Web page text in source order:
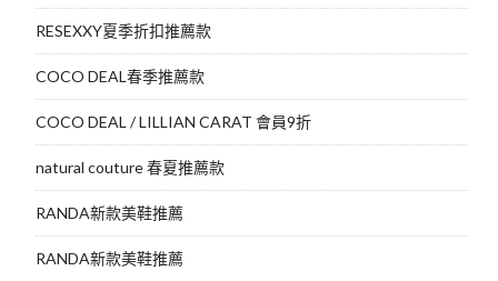
RESEXXY夏季折扣推薦款
COCO DEAL春季推薦款
COCO DEAL / LILLIAN CARAT 會員9折
natural couture 春夏推薦款
RANDA新款美鞋推薦
RANDA新款美鞋推薦